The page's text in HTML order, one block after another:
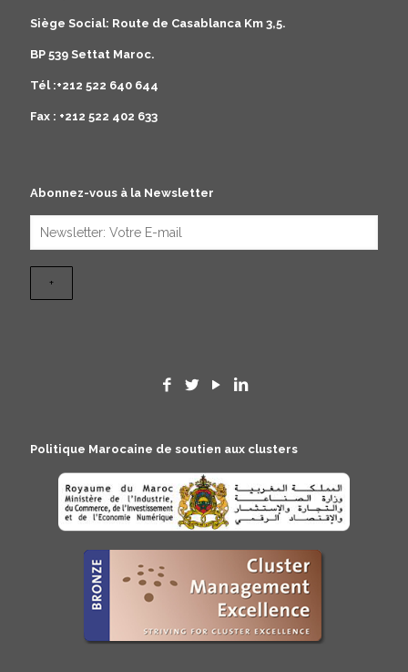
Siège Social: Route de Casablanca Km 3,5.
BP 539 Settat Maroc.
Tél :+212 522 640 644
Fax : +212 522 402 633
Abonnez-vous à la Newsletter
Politique Marocaine de soutien aux clusters